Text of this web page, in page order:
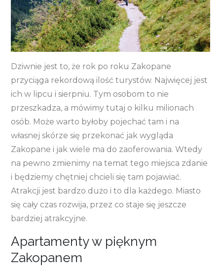
Dziwnie jest to, że rok po roku Zakopane
przyciąga rekordową ilość turystów. Najwięcej jest
ich w lipcu i sierpniu. Tym osobom to nie
przeszkadza, a mówimy tutaj o kilku milionach
osób. Może warto byłoby pojechać tam i na
własnej skórze się przekonać jak wygląda
Zakopane i jak wiele ma do zaoferowania. Wtedy
na pewno zmienimy na temat tego miejsca zdanie
i będziemy chętniej chcieli się tam pojawiać.
Atrakcji jest bardzo dużo i to dla każdego. Miasto
się cały czas rozwija, przez co staje się jeszcze
bardziej atrakcyjne.
Apartamenty w pięknym
Zakopanem